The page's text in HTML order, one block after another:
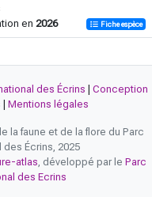
en 2026 Fiche espèce
des Écrins
Conception
Mentions légales
la faune et de la flore du Parc
des Écrins, 2025
atlas, développé par le Parc
des Ecrins